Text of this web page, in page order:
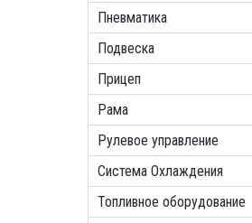
Пневматика
Подвеска
Прицеп
Рама
Рулевое управление
Система Охлаждения
Топливное оборудование